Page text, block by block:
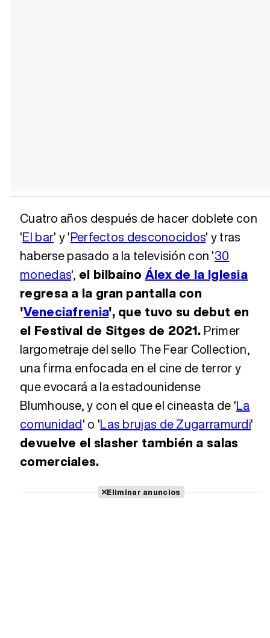
Cuatro años después de hacer doblete con
'El bar' y 'Perfectos desconocidos' y tras
haberse pasado a la televisión con '30
monedas', el bilbaíno Álex de la Iglesia
regresa a la gran pantalla con
'Veneciafrenia', que tuvo su debut en
el Festival de Sitges de 2021. Primer
largometraje del sello The Fear Collection,
una firma enfocada en el cine de terror y
que evocará a la estadounidense
Blumhouse, y con el que el cineasta de 'La
comunidad' o 'Las brujas de Zugarramurdi'
devuelve el slasher también a salas
comerciales.
Eliminar anuncios